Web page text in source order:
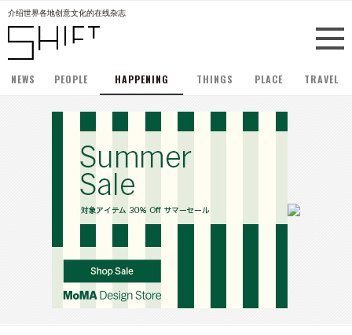
介绍世界各地创意文化的在线杂志
NEWS PEOPLE HAPPENING THINGS PLACE TRAVEL